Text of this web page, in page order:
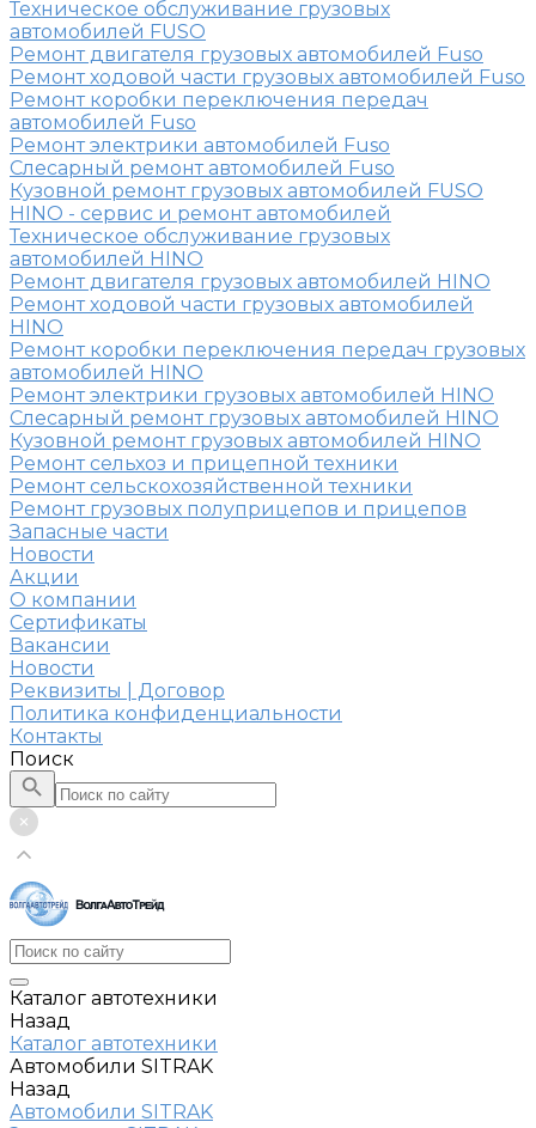
Техническое обслуживание грузовых
автомобилей FUSO
Ремонт двигателя грузовых автомобилей Fuso
Ремонт ходовой части грузовых автомобилей Fuso
Ремонт коробки переключения передач
автомобилей Fuso
Ремонт электрики автомобилей Fuso
Слесарный ремонт автомобилей Fuso
Кузовной ремонт грузовых автомобилей FUSO
HINO - сервис и ремонт автомобилей
Техническое обслуживание грузовых
автомобилей HINO
Ремонт двигателя грузовых автомобилей HINO
Ремонт ходовой части грузовых автомобилей
HINO
Ремонт коробки переключения передач грузовых
автомобилей HINO
Ремонт электрики грузовых автомобилей HINO
Слесарный ремонт грузовых автомобилей HINO
Кузовной ремонт грузовых автомобилей HINO
Ремонт сельхоз и прицепной техники
Ремонт сельскохозяйственной техники
Ремонт грузовых полуприцепов и прицепов
Запасные части
Новости
Акции
О компании
Сертификаты
Вакансии
Новости
Реквизиты | Договор
Политика конфиденциальности
Контакты
Поиск
Каталог автотехники
Назад
Каталог автотехники
Автомобили SITRAK
Назад
Автомобили SITRAK